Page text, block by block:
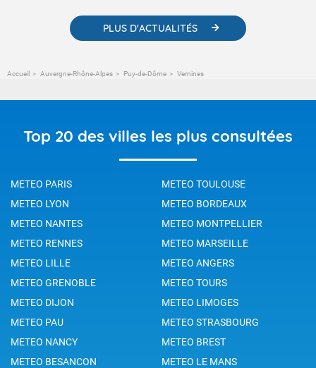
PLUS D'ACTUALITÉS
Accueil Auvergne-Rhône-Alpes Puy-de-Dôme Vernines
Top 20 des villes les plus consultées
METEO PARIS
METEO TOULOUSE
METEO LYON
METEO BORDEAUX
METEO NANTES
METEO MONTPELLIER
METEO RENNES
METEO MARSEILLE
METEO LILLE
METEO ANGERS
METEO GRENOBLE
METEO TOURS
METEO DIJON
METEO LIMOGES
METEO PAU
METEO STRASBOURG
METEO NANCY
METEO BREST
METEO BESANCON
METEO LE MANS